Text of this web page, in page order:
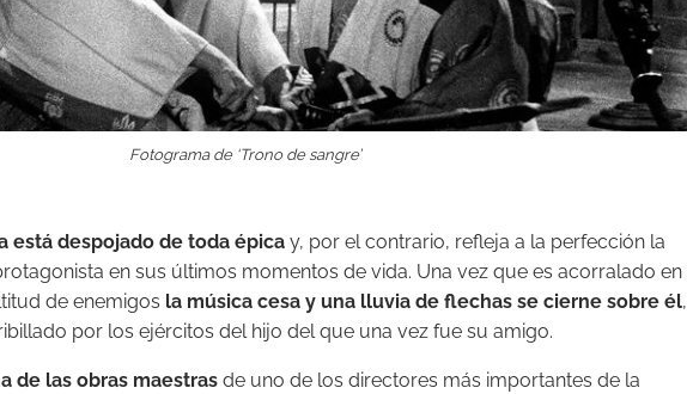
Fotograma de ‘Trono de sangre’
está despojado de toda épica y, por el contrario, refleja a la perfección la
en sus últimos momentos de vida. Una vez que es acorralado en
de enemigos la música cesa y una lluvia de flechas se cierne sobre él,
por los ejércitos del hijo del que una vez fue su amigo.
de las obras maestras de uno de los directores más importantes de la